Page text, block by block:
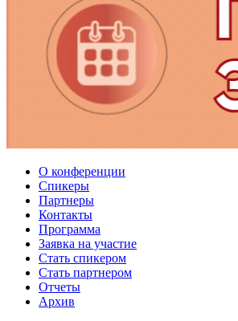
О конференции
Спикеры
Партнеры
Контакты
Программа
Заявка на участие
Стать спикером
Стать партнером
Отчеты
Архив